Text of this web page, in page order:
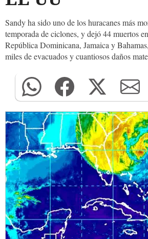
Sandy ha sido uno de los huracanes más
temporada de ciclones, y dejó 44 muertos
República Dominicana, Jamaica y
miles de evacuados y cuantiosos daños